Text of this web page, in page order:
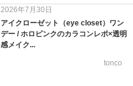
2026年7月30日
アイクローゼット（eye closet）ワン
デー / ホロピンクのカラコンレポ×透明
感メイク...
tonco